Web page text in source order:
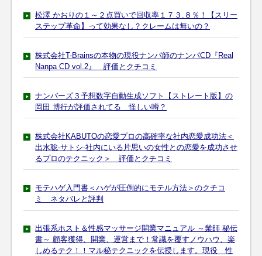
松澤 かおりの１～２点買いで回収率１７３.８％！【スリー
ステップ革命】って効果なし？クレームは無いの？
株式会社T-Brainsの本物の現役ナンパ師のナンパCD『Real
Nanpa CD vol.2』 評価とクチコミ
ナンバーズ３予想数字自動生成ソフト【ストレート版】の
岡田 博行が評価されてる 怪しい噂？
株式会社KABUTOの恋愛プロの高確率な社内恋愛成功法＜
出水聡-サトシ-社内にいる片思いの女性との恋愛を成功させ
るプロのテクニック＞ 評価とクチコミ
モテハゲ入門書＜ハゲが圧倒的にモテル方法＞のクチコ
ミ ネタバレと評判
出張系ホスト＆性感マッサージ開業マニュアル ～業師 秘伝
書～ 顧客獲得、開業、運営まで！常識を覆すノウハウ、楽
しめるテク！！マル秘テクニックを伝授します。現役 性